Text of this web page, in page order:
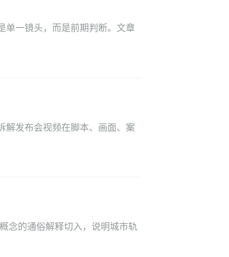
单一镜头，而是前期判断。文章
解发布会视频在脚本、画面、案
念的通俗解释切入，说明城市轨